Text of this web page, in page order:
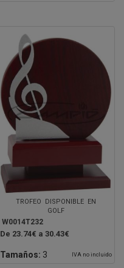
TROFEO DISPONIBLE EN
GOLF
W0014T232
De 23.74€ a 30.43€
Tamaños: 3 IVA no incluido